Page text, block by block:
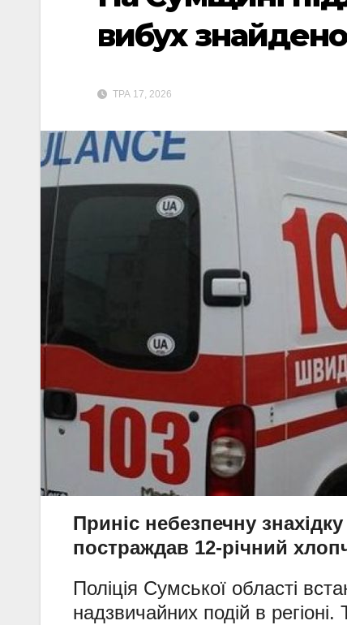
вибух
ТРА 17, 2026
Приніс небезпечну
постраждав 12-річний
Поліція Сумської області
надзвичайних подій в